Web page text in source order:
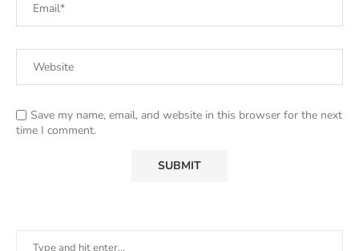
Save my name, email, and website in this browser for the next
time I comment.